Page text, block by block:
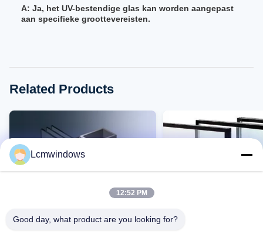
A: Ja, het UV-bestendige glas kan worden aangepast
aan specifieke groottevereisten.
Related Products
Lcmwindows
12:52 PM
Good day, what product are you looking for?